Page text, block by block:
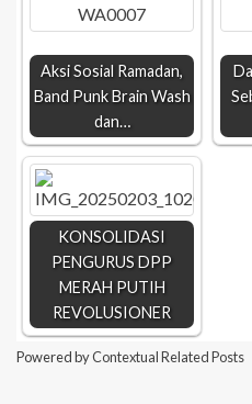
Aksi Sosial Ramadan,
Band Punk Brain Wash
dan…
KONSOLIDASI
PENGURUS DPP
MERAH PUTIH
REVOLUSIONER
Powered byContextual Related Posts